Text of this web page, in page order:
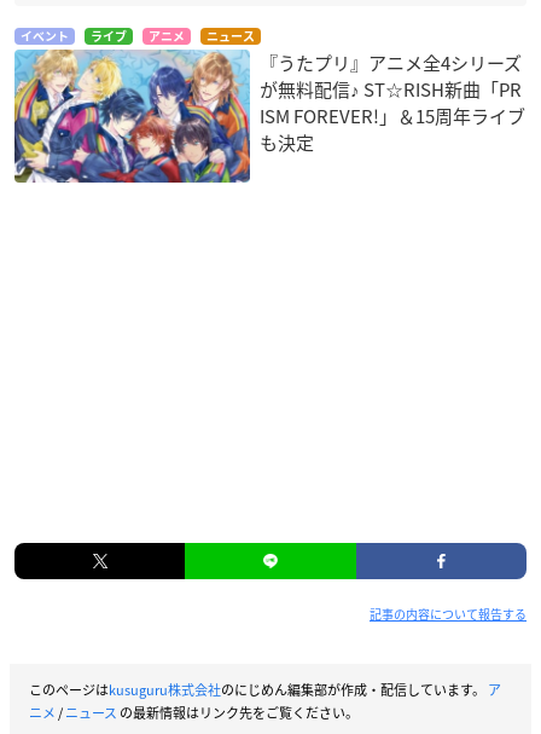
イベント ライブ アニメ ニュース
『うたプリ』アニメ全4シリーズ
が無料配信♪ ST☆RISH新曲「PR
ISM FOREVER!」＆15周年ライブ
も決定
記事の内容について報告する
このページはkusuguru株式会社のにじめん編集部が作成・配信しています。 ア
ニメ/ニュース の最新情報はリンク先をご覧ください。